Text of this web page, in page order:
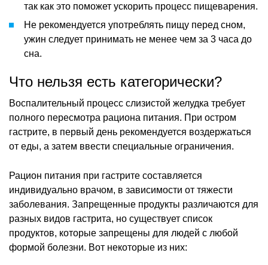
так как это поможет ускорить процесс пищеварения.
Не рекомендуется употреблять пищу перед сном,
ужин следует принимать не менее чем за 3 часа до
сна.
Что нельзя есть категорически?
Воспалительный процесс слизистой желудка требует
полного пересмотра рациона питания. При остром
гастрите, в первый день рекомендуется воздержаться
от еды, а затем ввести специальные ограничения.
Рацион питания при гастрите составляется
индивидуально врачом, в зависимости от тяжести
заболевания. Запрещенные продукты различаются для
разных видов гастрита, но существует список
продуктов, которые запрещены для людей с любой
формой болезни. Вот некоторые из них: